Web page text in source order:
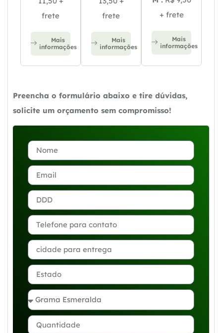
frete
Mais
informações
frete
Mais
informações
+ frete
Mais
informações
Preencha o formulário abaixo e tire dúvidas,
solicite um orçamento sem compromisso!